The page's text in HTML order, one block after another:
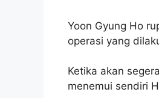
Yoon Gyung Ho
operasi yang
Ketika akan
menemui sendiri